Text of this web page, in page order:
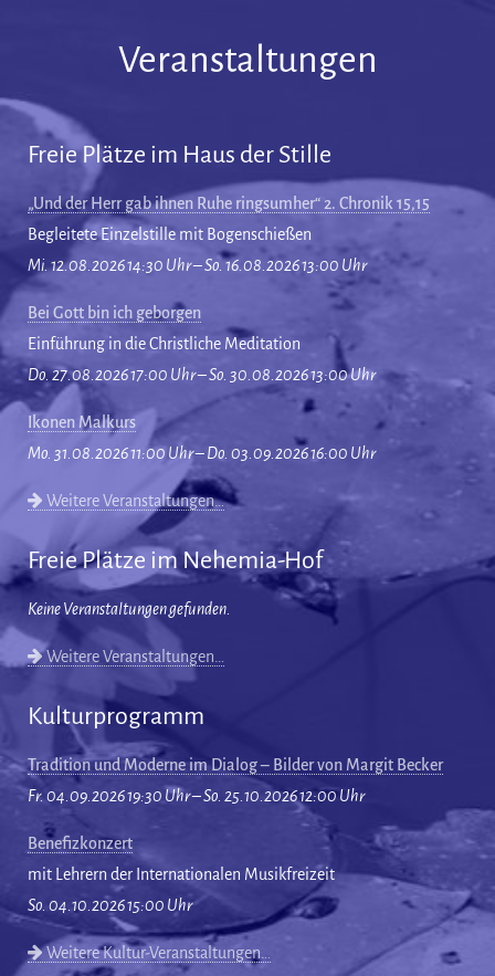
Veranstaltungen
Freie Plätze im Haus der Stille
„Und der Herr gab ihnen Ruhe ringsumher“ 2. Chronik 15,15
Begleitete Einzelstille mit Bogenschießen
Mi. 12.08.2026 14:30 Uhr – So. 16.08.2026 13:00 Uhr
Bei Gott bin ich geborgen
Einführung in die Christliche Meditation
Do. 27.08.2026 17:00 Uhr – So. 30.08.2026 13:00 Uhr
Ikonen Malkurs
Mo. 31.08.2026 11:00 Uhr – Do. 03.09.2026 16:00 Uhr
Weitere Veranstaltungen…
Freie Plätze im Nehemia-Hof
Keine Veranstaltungen gefunden.
Weitere Veranstaltungen…
Kulturprogramm
Tradition und Moderne im Dialog – Bilder von Margit Becker
Fr. 04.09.2026 19:30 Uhr – So. 25.10.2026 12:00 Uhr
Benefizkonzert
mit Lehrern der Internationalen Musikfreizeit
So. 04.10.2026 15:00 Uhr
Weitere Kultur-Veranstaltungen…